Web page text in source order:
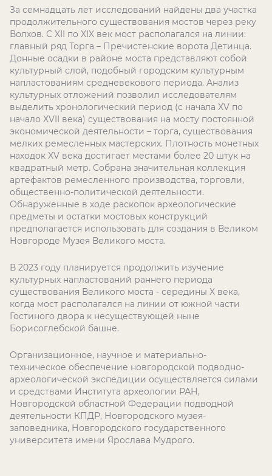
За семнадцать лет исследований найдены два участка
продолжительного существования мостов через реку
Волхов. С XII по XIX век мост располагался на линии:
главный ряд Торга – Пречистенские ворота Детинца.
Донные осадки в районе моста представляют собой
культурный слой, подобный городским культурным
напластованиям средневекового периода. Анализ
культурных отложений позволил исследователям
выделить хронологический период (с начала XV по
начало XVII века) существования на мосту постоянной
экономической деятельности – торга, существования
мелких ремесленных мастерских. Плотность монетных
находок XV века достигает местами более 20 штук на
квадратный метр. Собрана значительная коллекция
артефактов ремесленного производства, торговли,
общественно-политической деятельности.
Обнаруженные в ходе раскопок археологические
предметы и остатки мостовых конструкций
предполагается использовать для создания в Великом
Новгороде Музея Великого моста.
В 2023 году планируется продолжить изучение
культурных напластований раннего периода
существования Великого моста - середины X века,
когда мост располагался на линии от южной части
Гостиного двора к несуществующей ныне
Борисоглебской башне.
Организационное, научное и материально-
техническое обеспечение новгородской подводно-
археологической экспедиции осуществляется силами
и средствами Института археологии РАН,
Новгородской областной Федерации подводной
деятельности КПДР, Новгородского музея-
заповедника, Новгородского государственного
университета имени Ярослава Мудрого.